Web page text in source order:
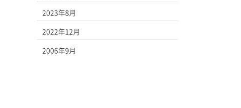
2023年8月
2022年12月
2006年9月